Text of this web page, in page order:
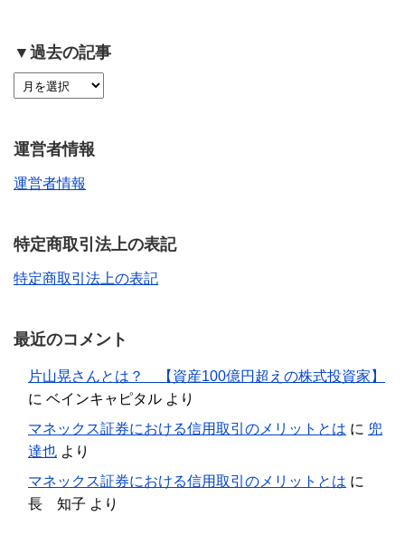
▼過去の記事
運営者情報
運営者情報
特定商取引法上の表記
特定商取引法上の表記
最近のコメント
片山晃さんとは？ 【資産100億円超えの株式投資家】
に ベインキャピタル より
マネックス証券における信用取引のメリットとは に 兜
達也 より
マネックス証券における信用取引のメリットとは に
長 知子 より